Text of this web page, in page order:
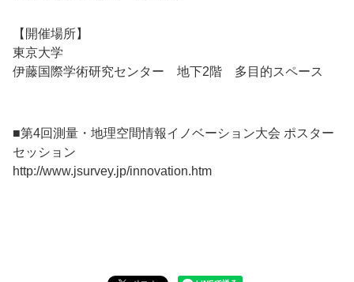
【開催場所】
東京大学
伊藤国際学術研究センター 地下2階 多目的スペース
■第4回測量・地理空間情報イノベーション大会 ポスター
セッション
http://www.jsurvey.jp/innovation.htm